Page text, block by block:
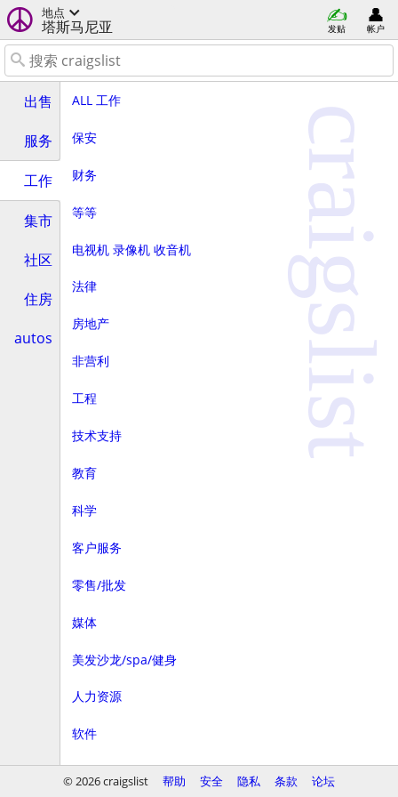
地点
塔斯马尼亚 发贴 帐户
出售
服务
工作
集市
社区
住房
autos
ALL 工作
保安
财务
等等
电视机 录像机 收音机
法律
房地产
非营利
工程
技术支持
教育
科学
客户服务
零售/批发
媒体
美发沙龙/spa/健身
人力资源
软件
商务
craigslist
© 2026 craigslist 帮助 安全 隐私 条款 论坛